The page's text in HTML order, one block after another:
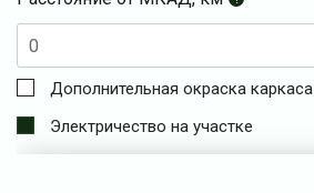
Дополнительная окраска каркаса
Электричество на участке